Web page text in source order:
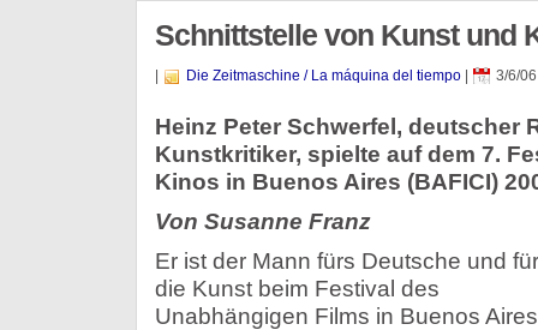
Schnittstelle von Kunst und
Die Zeitmaschine / La máquina del tiempo| 3/6/06
Heinz Peter Schwerfel, deutscher
Kunstkritiker, spielte auf dem 7.
Kinos in Buenos Aires (BAFICI)
Von Susanne Franz
Er ist der Mann fürs Deutsche und für
die Kunst beim Festival des
Unabhängigen Films in Buenos